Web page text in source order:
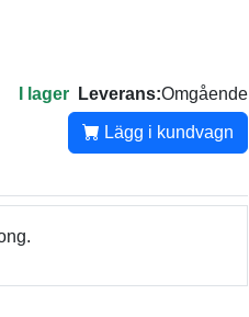
I lager Leverans:Omgående
Lägg i kundvagn